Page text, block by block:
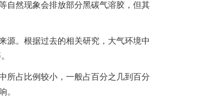
然现象会排放部分黑碳气溶胶，但其
。根据过去的相关研究，大气环境中
所占比例较小，一般占百分之几到百分
。